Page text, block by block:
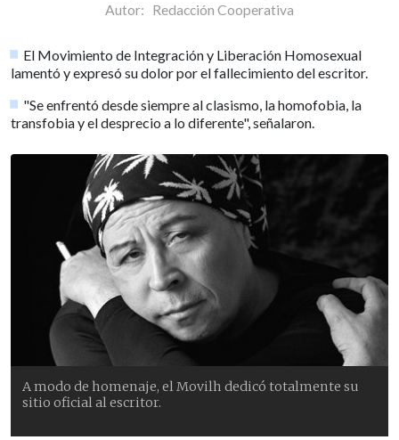
Autor: Redacción Cooperativa
El Movimiento de Integración y Liberación Homosexual
lamentó y expresó su dolor por el fallecimiento del escritor.
"Se enfrentó desde siempre al clasismo, la homofobia, la
transfobia y el desprecio a lo diferente", señalaron.
A modo de homenaje, el Movilh dedicó totalmente su
sitio oficial al escritor.